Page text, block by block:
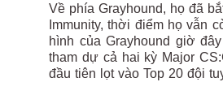
Về phía Grayhound, họ đã
Immunity, thời điểm họ vẫn
hình của Grayhound giờ
tham dự cả hai kỳ Major
đầu tiên lọt vào Top 20 đội